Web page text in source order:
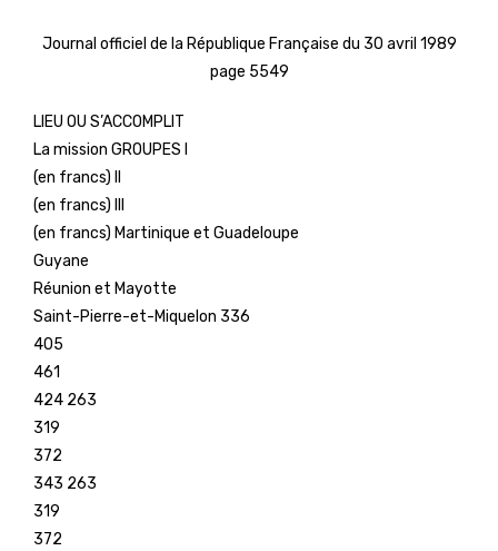
Journal officiel de la République Française du 30 avril 1989
page 5549
LIEU OU S’ACCOMPLIT
La mission GROUPES I
(en francs) II
(en francs) III
(en francs) Martinique et Guadeloupe
Guyane
Réunion et Mayotte
Saint-Pierre-et-Miquelon 336
405
461
424 263
319
372
343 263
319
372